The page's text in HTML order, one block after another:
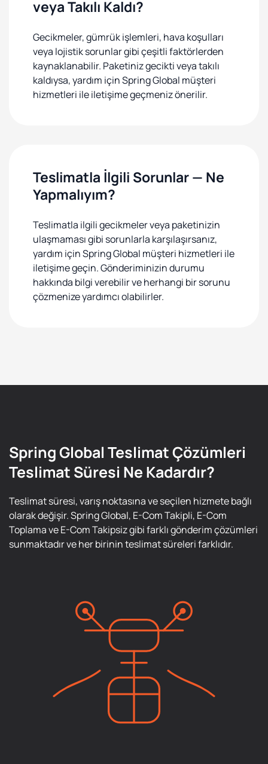
veya Takılı Kaldı?
Gecikmeler, gümrük işlemleri, hava koşulları
veya lojistik sorunlar gibi çeşitli faktörlerden
kaynaklanabilir. Paketiniz gecikti veya takılı
kaldıysa, yardım için Spring Global müşteri
hizmetleri ile iletişime geçmeniz önerilir.
Teslimatla İlgili Sorunlar — Ne
Yapmalıyım?
Teslimatla ilgili gecikmeler veya paketinizin
ulaşmaması gibi sorunlarla karşılaşırsanız,
yardım için Spring Global müşteri hizmetleri ile
iletişime geçin. Gönderiminizin durumu
hakkında bilgi verebilir ve herhangi bir sorunu
çözmenize yardımcı olabilirler.
Spring Global Teslimat Çözümleri
Teslimat Süresi Ne Kadardır?
Teslimat süresi, varış noktasına ve seçilen hizmete bağlı
olarak değişir. Spring Global, E-Com Takipli, E-Com
Toplama ve E-Com Takipsiz gibi farklı gönderim çözümleri
sunmaktadır ve her birinin teslimat süreleri farklıdır.